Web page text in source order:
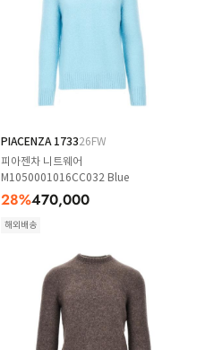
PIACENZA 173326FW
피아젠차 니트웨어
M1050001016CC032 Blue
28%470,000
해외배송